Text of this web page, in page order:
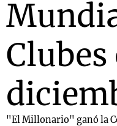
Clubes
"El Millonario" ganó la